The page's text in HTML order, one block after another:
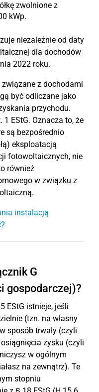
zwolnione z
kWp.
niezależnie od daty
dla dochodów
2022 roku.
z dochodami
być odliczane jako
przychodu.
EStG. Oznacza to, że
są bezpośrednio
eksploatacją
fotowoltaicznych, nie
również
w związku z
instalacją
G
gospodarczej)?
EStG istnieje, jeśli
(tzn. na własny
sposób trwały (czyli
zysku (czyli
w ogólnym
na zewnątrz). Te
stopniu